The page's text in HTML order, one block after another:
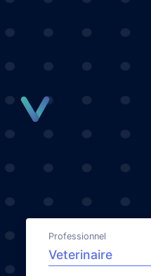
Professionnel